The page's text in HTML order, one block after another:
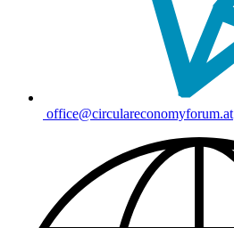
office@circulareconomyforum.at